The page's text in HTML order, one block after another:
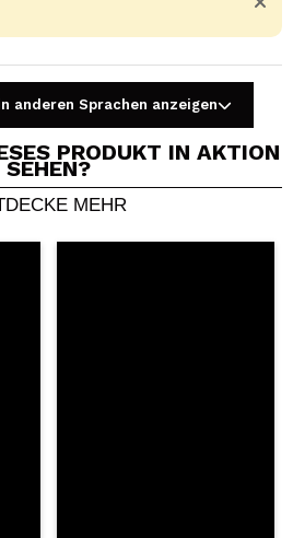
oder Foto teilen
das erste sein. Stell es dir vor...
anderen Sprachen anzeigen
PRODUKT IN AKTION
SEHEN?
MEHR